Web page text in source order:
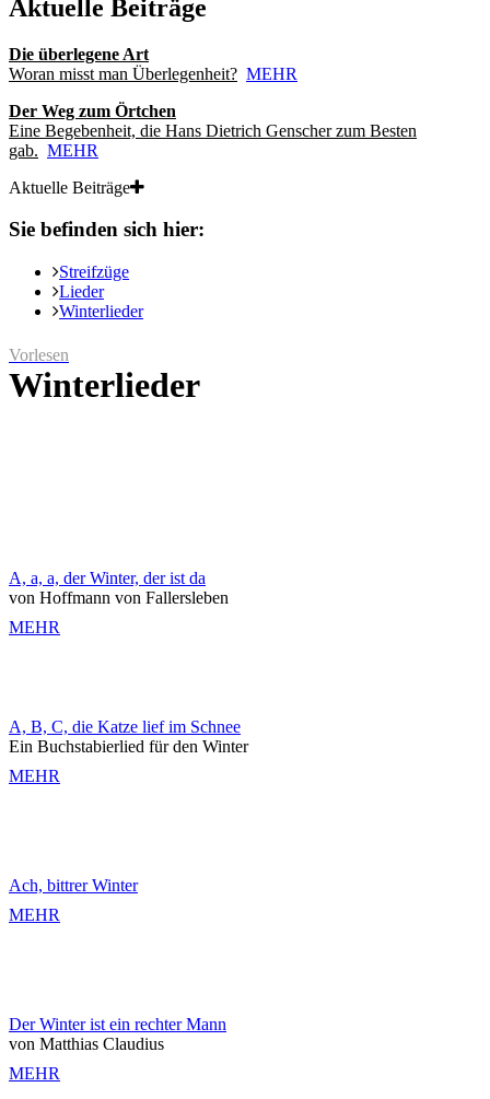
Aktuelle Beiträge
Die überlegene Art
Woran misst man Überlegenheit? MEHR
Der Weg zum Örtchen
Eine Begebenheit, die Hans Dietrich Genscher zum Besten
gab. MEHR
Aktuelle Beiträge
Sie befinden sich hier:
Streifzüge
Lieder
Winterlieder
Vorlesen
Winterlieder
A, a, a, der Winter, der ist da
von Hoffmann von Fallersleben
MEHR
A, B, C, die Katze lief im Schnee
Ein Buchstabierlied für den Winter
MEHR
Ach, bittrer Winter
MEHR
Der Winter ist ein rechter Mann
von Matthias Claudius
MEHR